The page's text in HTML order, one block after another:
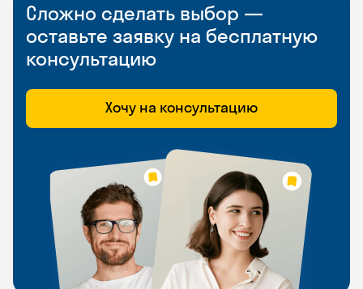
Сложно сделать выбор —
оставьте заявку на бесплатную
консультацию
Хочу на консультацию